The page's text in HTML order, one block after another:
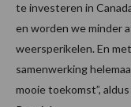
te investeren in
en worden we minder
weersperikelen. En
samenwerking
mooie toekomst”,